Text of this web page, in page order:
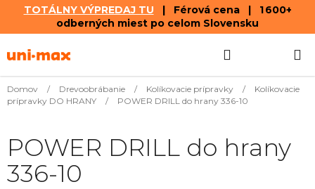
TOTÁLNY VÝPREDAJ TU | Férová cena | 1 600+
odberných miest po celom Slovensku
na
KOŠÍK
Domov / Drevoobrábanie / Kolíkovacie prípravky /
Kolíkovacie
prípravky DO HRANY
/ POWER DRILL do hrany 336-10
POWER DRILL do hrany
336-10